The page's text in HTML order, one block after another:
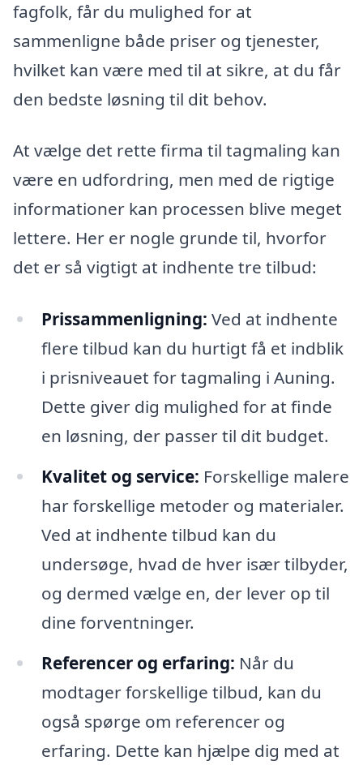
fagfolk, får du mulighed for at
sammenligne både priser og tjenester,
hvilket kan være med til at sikre, at du får
den bedste løsning til dit behov.
At vælge det rette firma til tagmaling kan
være en udfordring, men med de rigtige
informationer kan processen blive meget
lettere. Her er nogle grunde til, hvorfor
det er så vigtigt at indhente tre tilbud:
Prissammenligning: Ved at indhente
flere tilbud kan du hurtigt få et indblik
i prisniveauet for tagmaling i Auning.
Dette giver dig mulighed for at finde
en løsning, der passer til dit budget.
Kvalitet og service: Forskellige malere
har forskellige metoder og materialer.
Ved at indhente tilbud kan du
undersøge, hvad de hver især tilbyder,
og dermed vælge en, der lever op til
dine forventninger.
Referencer og erfaring: Når du
modtager forskellige tilbud, kan du
også spørge om referencer og
erfaring. Dette kan hjælpe dig med at